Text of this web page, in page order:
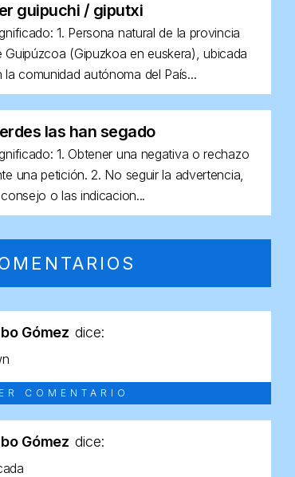
guipuchi / giputxi
1. Persona natural de la provincia
Guipúzcoa (Gipuzkoa en euskera), ubicada
la comunidad autónoma del País...
las han segado
1. Obtener una negativa o rechazo
una petición. 2. No seguir la advertencia,
o las indicacion...
Gómez dice:
COMENTARIO
Gómez dice: